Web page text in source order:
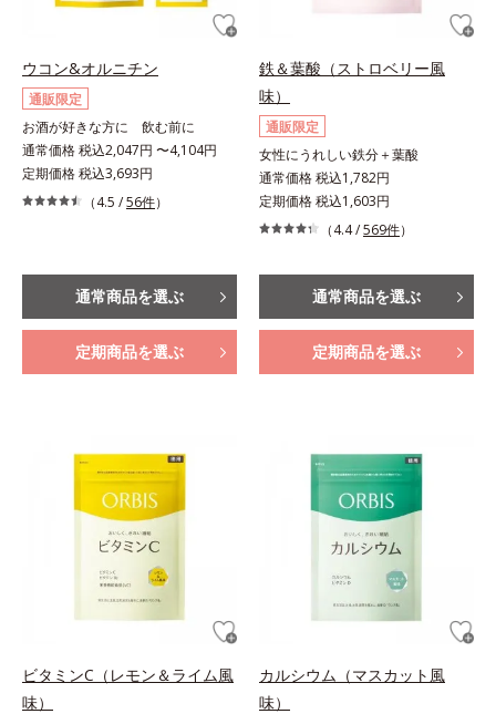
ウコン&オルニチン
通販限定
お酒が好きな方に 飲む前に
通常価格 税込2,047円 〜4,104円
定期価格 税込3,693円
（4.5 /56件）
通常商品を選ぶ
定期商品を選ぶ
鉄＆葉酸（ストロベリー風
味）
通販限定
女性にうれしい鉄分＋葉酸
通常価格 税込1,782円
定期価格 税込1,603円
（4.4 /569件）
通常商品を選ぶ
定期商品を選ぶ
ビタミンC（レモン＆ライム風
味）
カルシウム（マスカット風
味）